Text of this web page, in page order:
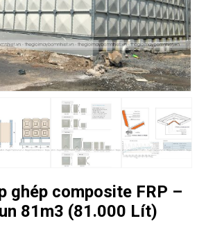
ghép composite FRP –
81m3 (81.000 Lít)